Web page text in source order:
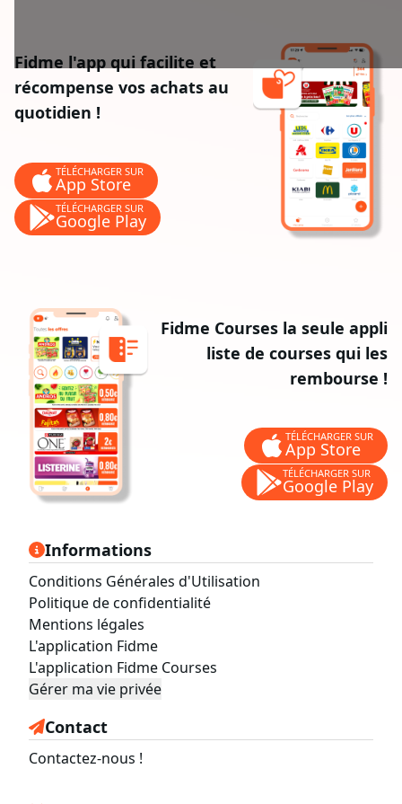
Fidme l'app qui facilite et
récompense vos achats au
quotidien !
TÉLÉCHARGER SUR
App Store
TÉLÉCHARGER SUR
Google Play
Fidme Courses la seule appli
liste de courses qui les
rembourse !
TÉLÉCHARGER SUR
App Store
TÉLÉCHARGER SUR
Google Play
Informations
Conditions Générales d'Utilisation
Politique de confidentialité
Mentions légales
L'application Fidme
L'application Fidme Courses
Gérer ma vie privée
Contact
Contactez-nous !